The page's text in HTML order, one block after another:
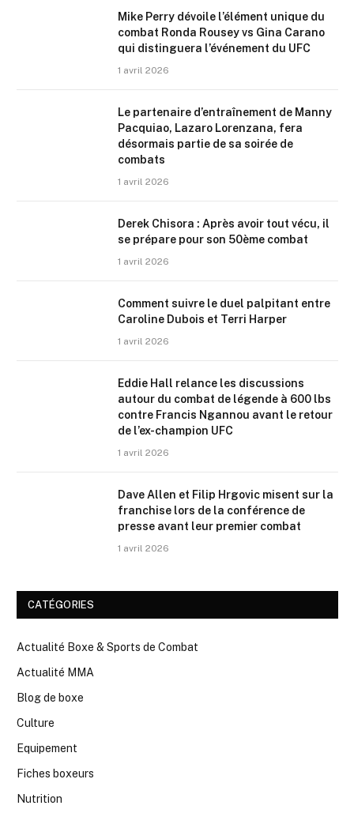
Mike Perry dévoile l’élément unique du
combat Ronda Rousey vs Gina Carano
qui distinguera l’événement du UFC
1 avril 2026
Le partenaire d’entraînement de Manny
Pacquiao, Lazaro Lorenzana, fera
désormais partie de sa soirée de
combats
1 avril 2026
Derek Chisora : Après avoir tout vécu, il
se prépare pour son 50ème combat
1 avril 2026
Comment suivre le duel palpitant entre
Caroline Dubois et Terri Harper
1 avril 2026
Eddie Hall relance les discussions
autour du combat de légende à 600 lbs
contre Francis Ngannou avant le retour
de l’ex-champion UFC
1 avril 2026
Dave Allen et Filip Hrgovic misent sur la
franchise lors de la conférence de
presse avant leur premier combat
1 avril 2026
CATÉGORIES
Actualité Boxe & Sports de Combat
Actualité MMA
Blog de boxe
Culture
Equipement
Fiches boxeurs
Nutrition